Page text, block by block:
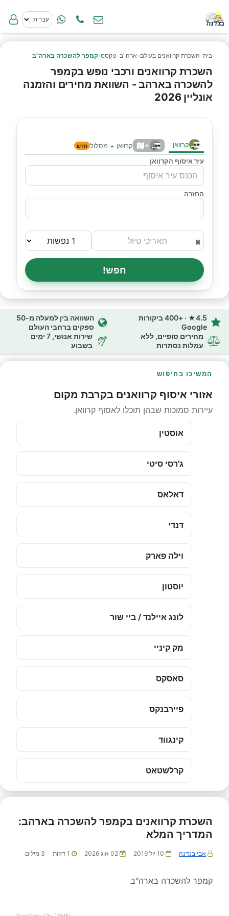
בית› השכרת קרוואנים בעולם › ארה"ב›טקסס›קמפר להשכרה בארה"ב
השכרת קרוואנים ורכבי נופש בקמפר
להשכרה בארהב - השוואת מחירים והזמנה
אונליין 2026
קרוואן + קרוואן + מסלול חדש
עיר איסוף הקרוואן
החזרה
חפש!
4.5★ · +400 ביקורות
Google
השוואה בין למעלה מ-50
ספקים ברחבי העולם
מחירים סופיים, ללא
עמלות נסתרות
שירות אנושי, 7 ימים
בשבוע
המשיכו בחיפוש
אזורי איסוף קרוואנים בקרבת מקום
עיירות סמוכות שבהן תוכלו לאסוף קרוואן.
אוסטין
ג'רסי סיטי
דאלאס
דנדי
וילה פארק
יוסטון
לונג איילנד / ביי שור
מק קיניי
סאסקס
פיירבנקס
קינגווד
קרלשטאט
השכרת קרוואנים בקמפר להשכרה בארהב:
המדריך המלא
אבי בנדנה 10 יול 2019 02 אוג 2026 1 דקות 3 מילים
קמפר להשכרה בארה"ב